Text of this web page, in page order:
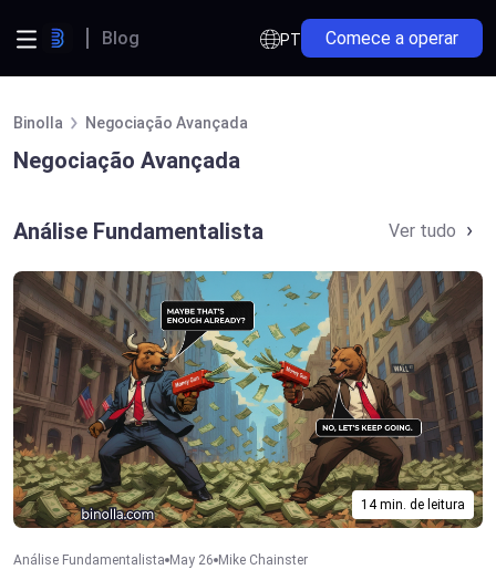
Blog PT Comece a operar
Binolla Negociação Avançada
Negociação Avançada
Análise Fundamentalista Ver tudo
14 min. de leitura
Análise Fundamentalista May 26 Mike Chainster